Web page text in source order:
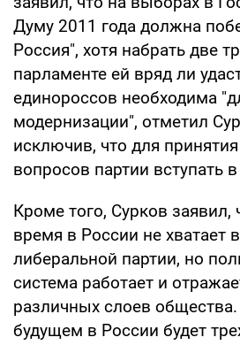
Думу 2011 года должна
Россия", хотя набрать две
парламенте ей вряд ли
единороссов необходима
модернизации", отметил
исключив, что для
вопросов партии вступать
Кроме того, Сурков заявил,
время в России не хватает
либеральной партии, но
система работает и
различных слоев
будущем в России будет